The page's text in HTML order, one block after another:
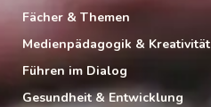
Fächer & Themen
Medienpädagogik & Kreativität
Führen im Dialog
Gesundheit & Entwicklung